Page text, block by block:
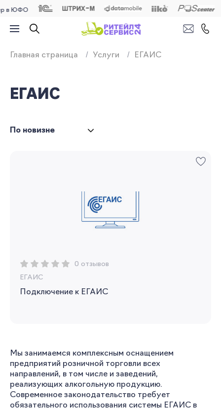
ЮФО
Продажа,
Главная страница Услуги ЕГАИС
ЕГАИС
По новизне
0 отзывов
ЕГАИС
Подключение к ЕГАИС
Мы занимаемся комплексным оснащением
предприятий розничной торговли всех
направлений, в том числе и заведений,
реализующих алкогольную продукцию.
Современное законодательство требует
обязательного использования системы ЕГАИС в